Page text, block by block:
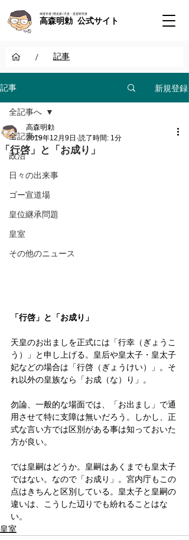
神道学者 / 歴史家 / 天皇・皇室研究者
高森明勅 公式サイト
/ 記事
記事 新規登録
全記事へ
政治
日々の出来事
ゴー宣道場
皇位継承問題
皇室
その他のニュース
全記事へ
「行啓」と「お成り」
高森明勅
2019年12月9日 読了時間: 1分
「行啓」と「お成り」
天皇のお出ましを正式には「行幸（ぎょうこ
う）」と申し上げる。皇后や皇太子・皇太子
妃などの場合は「行啓（ぎょうけい）」。そ
れ以外の皇族なら「お成（な）り」。
勿論、一般的な場面では、「お出まし」で通
用させて特に支障は無いだろう。しかし、正
式な言い方では区別がある事は知っておいた
方が良い。
では皇嗣はどうか。皇嗣はあくまでも皇太子
ではない。なので「お成り」。宮内庁もこの
点はきちんと区別している。皇太子と皇嗣の
違いは、こうした辺りでも紛れることはな
い。
皇室